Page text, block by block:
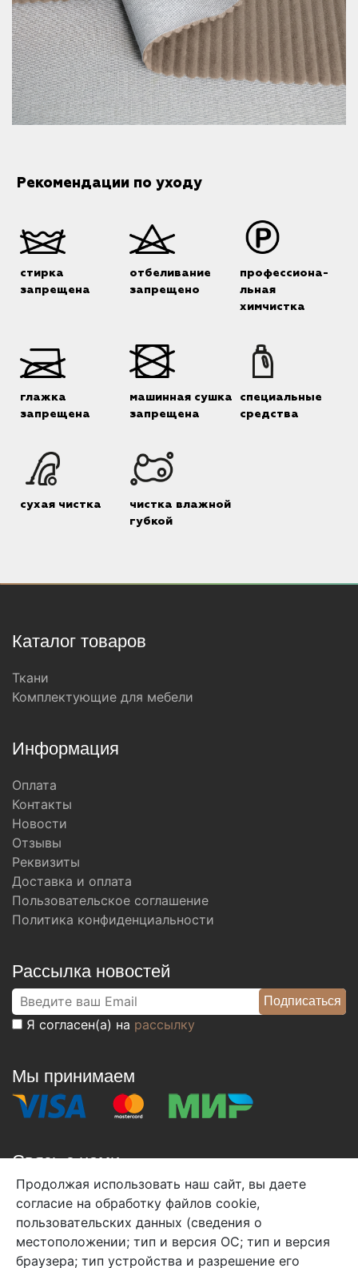
Рекомендации по уходу
стирка
запрещена
отбеливание
запрещено
профессиона-
льная
химчистка
глажка
запрещена
машинная сушка
запрещена
специальные
средства
сухая чистка
чистка влажной
губкой
Каталог товаров
Ткани
Комплектующие для мебели
Информация
Оплата
Контакты
Новости
Отзывы
Реквизиты
Доставка и оплата
Пользовательское соглашение
Политика конфиденциальности
Рассылка новостей
Я согласен(а) на рассылку
Мы принимаем
Связь с нами
+7 (495) 933-38-08
info@arben-textile.ru- оптовые продажи
Продолжая использовать наш сайт, вы даете
согласие на обработку файлов cookie,
пользовательских данных (сведения о
местоположении; тип и версия ОС; тип и версия
браузера; тип устройства и разрешение его